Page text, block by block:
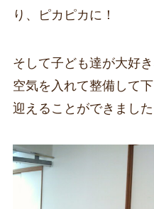
り、ピカピカに！
そして子ども達が大好
空気を入れて整備して
迎えることができました